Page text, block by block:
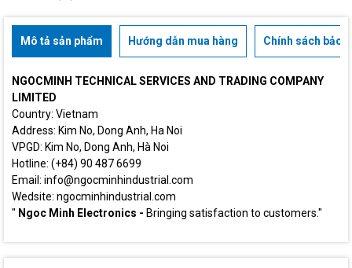
Mô tả sản phẩm Hướng dẫn mua hàng Chính sách bảo
NGOCMINH TECHNICAL SERVICES AND TRADING COMPANY
LIMITED
Country: Vietnam
Address: Kim No, Dong Anh, Ha Noi
VPGD: Kim No, Dong Anh, Hà Noi
Hotline: (+84) 90 487 6699
Email: info@ngocminhindustrial.com
Wedsite: ngocminhindustrial.com
" Ngoc Minh Electronics - Bringing satisfaction to customers."